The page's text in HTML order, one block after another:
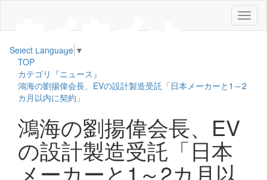
メ
ニ
Select Language ▼
TOP
カテゴリ『ニュース』
鴻海の劉揚偉会長、EVの設計製造受託「日本メーカーと1～2
カ月以内に契約」
鴻海の劉揚偉会長、EV
の設計製造受託「日本
メーカーと1～2カ月以